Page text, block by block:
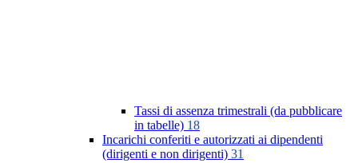
Tassi di assenza trimestrali (da pubblicare
in tabelle) 18
Incarichi conferiti e autorizzati ai dipendenti
(dirigenti e non dirigenti) 31